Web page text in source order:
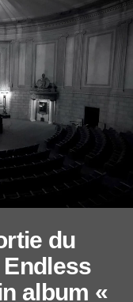
du
album «